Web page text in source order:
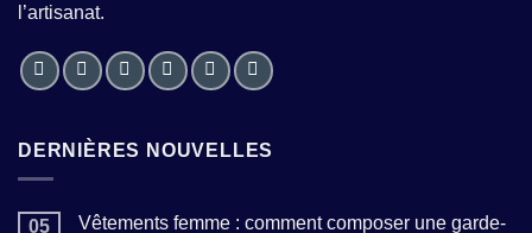
l’artisanat.
DERNIÈRES NOUVELLES
05
Vêtements femme : comment composer une garde-